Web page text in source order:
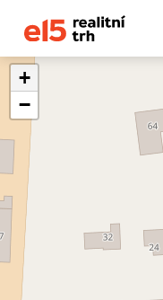
+
−